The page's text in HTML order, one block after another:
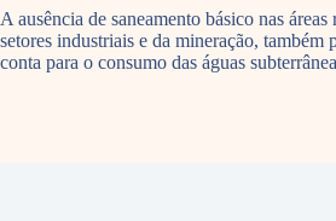
A ausência de saneamento básico nas áreas
setores industriais e da mineração, também
conta para o consumo das águas